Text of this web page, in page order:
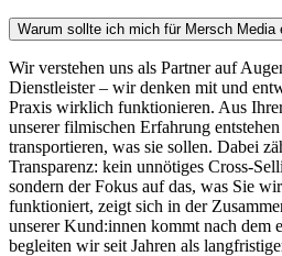
Warum sollte ich mich für Mersch Media
Wir verstehen uns als Partner auf
Dienstleister – wir denken mit und
Praxis wirklich funktionieren. Aus
unserer filmischen Erfahrung
transportieren, was sie sollen. Dabei
Transparenz: kein unnötiges Cross-
sondern der Fokus auf das, was Sie
funktioniert, zeigt sich in der
unserer Kund:innen kommt nach dem
begleiten wir seit Jahren als